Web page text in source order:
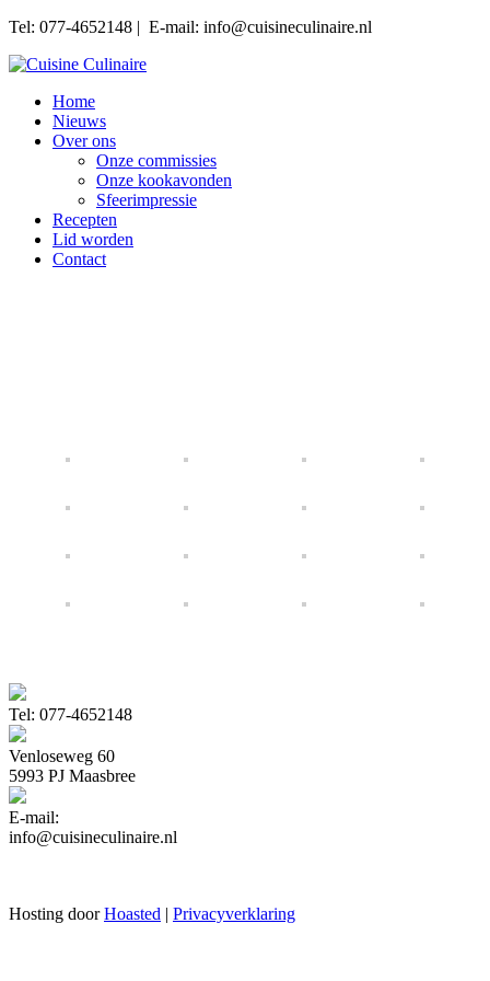
Tel: 077-4652148 | E-mail: info@cuisineculinaire.nl
Home
Nieuws
Over ons
Onze commissies
Onze kookavonden
Sfeerimpressie
Recepten
Lid worden
Contact
Tel: 077-4652148
Venloseweg 60
5993 PJ Maasbree
E-mail:
info@cuisineculinaire.nl
Hosting doorHoasted | Privacyverklaring